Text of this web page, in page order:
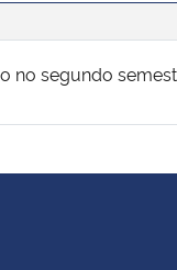
no segundo